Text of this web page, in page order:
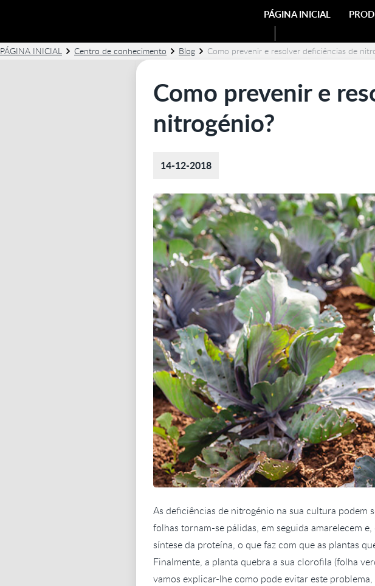
PÁGINA INICIAL
PÁGINA INICIAL Centro de conhecimento Blog Como prevenir e resolver deficiências de
Como prevenir e
nitrogénio?
14-12-2018
As deficiências de nitrogénio na sua cultura podem
folhas tornam-se pálidas, em seguida amarelecem
síntese da proteína, o que faz com que as plantas
Finalmente, a planta quebra a sua clorofila (folha
vamos explicar-lhe como pode evitar este